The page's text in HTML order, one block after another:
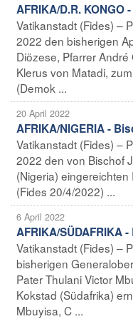
AFRIKA/D.R.
Vatikanstadt (Fides) –
2022 den bisherigen
Diözese, Pfarrer
Klerus von Matadi,
(Demok ...
20 April 2022
AFRIKA/NIGERIA -
Vatikanstadt (Fides) –
2022 den von Bischof
(Nigeria)
(Fides 20/4/2022) ...
6 April 2022
AFRIKA/SÜDAFRIKA
Vatikanstadt (Fides) –
bisherigen
Pater Thulani Victor
Kokstad (Südafrika)
Mbuyisa, C ...